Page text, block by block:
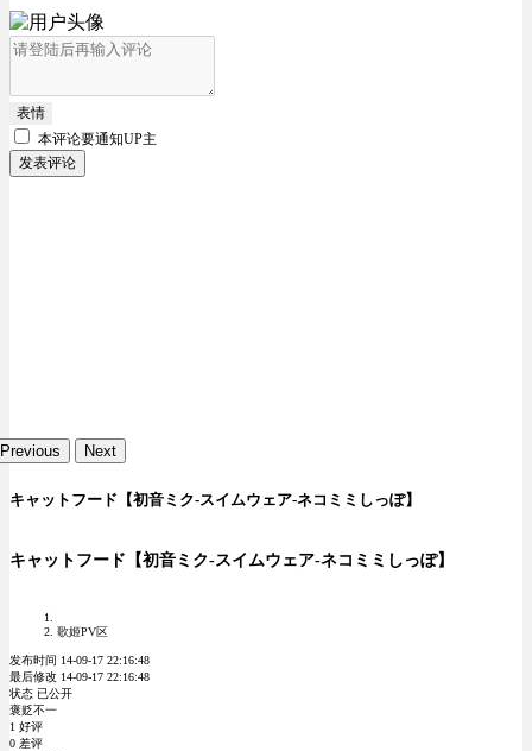
表情
本评论要通知UP主
发表评论
Previous Next
キャットフード【初音ミク-スイムウェア-ネコミミしっぽ】
キャットフード【初音ミク-スイムウェア-ネコミミしっぽ】
歌姬PV区
发布时间 14-09-17 22:16:48
最后修改 14-09-17 22:16:48
状态 已公开
褒贬不一
1 好评
0 差评